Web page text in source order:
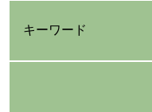
キーワード